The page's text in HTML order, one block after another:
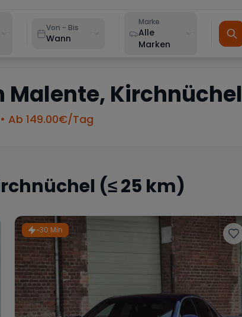
Von - Bis
Wann
Marke
Alle
Marken
Malente, Kirchnüchel
• Ab 149.00€/Tag
(≤ 25 km)
~30 Min